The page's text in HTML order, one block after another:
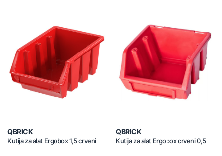
QBRICK
Kutija za alat Ergobox 1,5 crveni
QBRICK
Kutija za alat Ergobox crveni 0,5